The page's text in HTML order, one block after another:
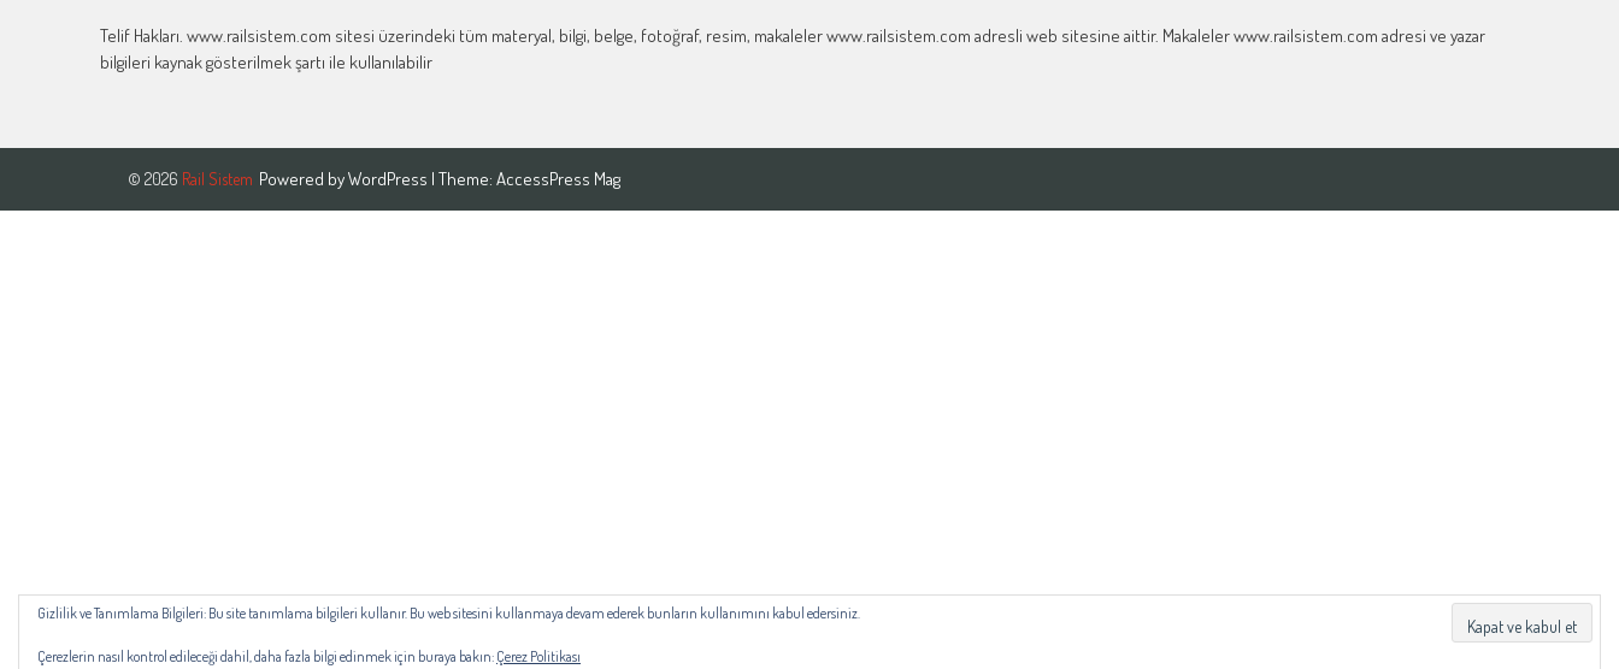
Telif Hakları. www.railsistem.com sitesi üzerindeki tüm materyal, bilgi, belge, fotoğraf, resim, makaleler www.railsistem.com adresli web sitesine aittir. Makaleler www.railsistem.com adresi ve yazar
bilgileri kaynak gösterilmek şartı ile kullanılabilir
© 2026 Rail Sistem Powered byWordPress | Theme: AccessPress Mag
Gizlilik ve Tanımlama Bilgileri: Bu site tanımlama bilgileri kullanır. Bu web sitesini kullanmaya devam ederek bunların kullanımını kabul edersiniz.
Çerezlerin nasıl kontrol edileceği dahil, daha fazla bilgi edinmek için buraya bakın: Çerez Politikası